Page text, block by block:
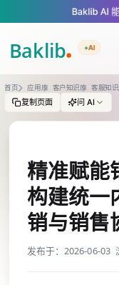
A Markdown version of
Baklib AI
+AI
首页 应用库 客户知识库 客服知
复制页面 问 AI
精准赋
构建统一
销与销售
发布于：2026-06-03